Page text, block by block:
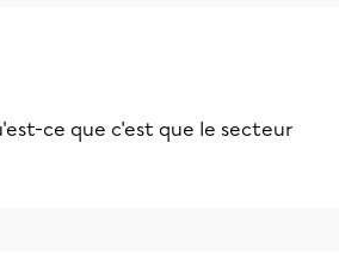
ce que c'est que le secteur